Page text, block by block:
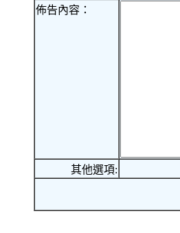
佈告內容：
其他選項: